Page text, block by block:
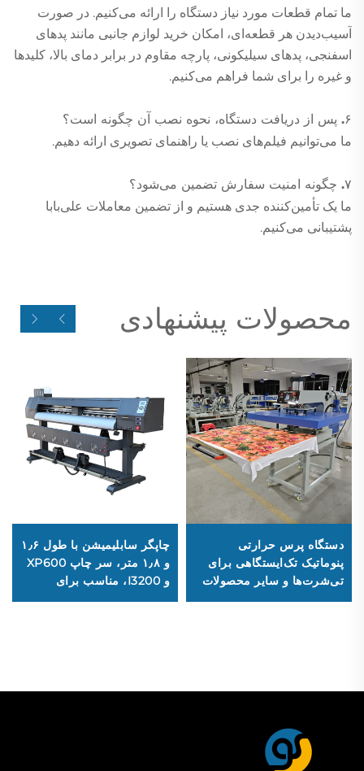
ما تمام قطعات مورد نیاز دستگاه را ارائه می‌کنیم. در صورت
آسیب‌دیدن هر قطعه‌ای، امکان خرید لوازم جانبی مانند پدهای
اسفنجی، پدهای سیلیکونی، پارچه مقاوم در برابر دمای بالا، کلیدها
و غیره را برای شما فراهم می‌کنیم.
۶. پس از دریافت دستگاه، نحوه نصب آن چگونه است؟
ما می‌توانیم فیلم‌های نصب یا راهنمای تصویری ارائه دهیم.
۷. چگونه امنیت سفارش تضمین می‌شود؟
ما یک تأمین‌کننده جدی هستیم و از تضمین معاملات علی‌بابا
پشتیبانی می‌کنیم.
محصولات پیشنهادی
دستگاه پرس حرارتی
پنوماتیک تک‌ایستگاهی برای
تی‌شرت‌ها و سایر محصولات
پوشاک، با فرمت بزرگ:
چاپگر سابلیمیشن با طول ۱٫۶
و ۱٫۸ متر، سر چاپ XP600
و I3200، مناسب برای
چسب‌ها و استیکرهای وینیلی،